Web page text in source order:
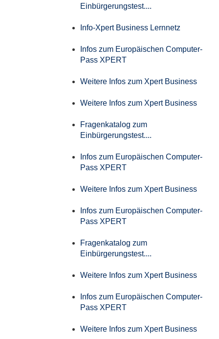
Einbürgerungstest....
Info-Xpert Business Lernnetz
Infos zum Europäischen Computer-
Pass XPERT
Weitere Infos zum Xpert Business
Weitere Infos zum Xpert Business
Fragenkatalog zum
Einbürgerungstest....
Infos zum Europäischen Computer-
Pass XPERT
Weitere Infos zum Xpert Business
Infos zum Europäischen Computer-
Pass XPERT
Fragenkatalog zum
Einbürgerungstest....
Weitere Infos zum Xpert Business
Infos zum Europäischen Computer-
Pass XPERT
Weitere Infos zum Xpert Business